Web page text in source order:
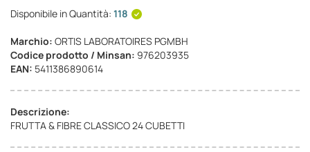
Disponibile in Quantità: 118
Marchio: ORTIS LABORATOIRES PGMBH
Codice prodotto / Minsan: 976203935
EAN: 5411386890614
Descrizione:
FRUTTA & FIBRE CLASSICO 24 CUBETTI